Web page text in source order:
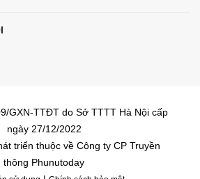
GXN-TTĐT do Sở TTTT Hà Nội cấp
ngày 27/12/2022
triển thuộc về Công ty CP Truyền
thông Phunutoday